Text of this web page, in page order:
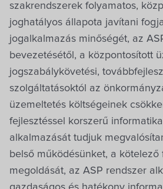
Villa Igku Kft.
Közérdekű adatok
Pályázatok
Dokumentumok
szakrendszerek folyamatos,
joghatályos állapota javítani
jogalkalmazás minőségét, az
bevezetésétől, a központosított
jogszabálykövetési,
szolgáltatásoktól az
üzemeltetés költségeinek
fejlesztéssel korszerű
alkalmazását tudjuk
belső működésünket, a kötelező
megoldását, az ASP rendszer